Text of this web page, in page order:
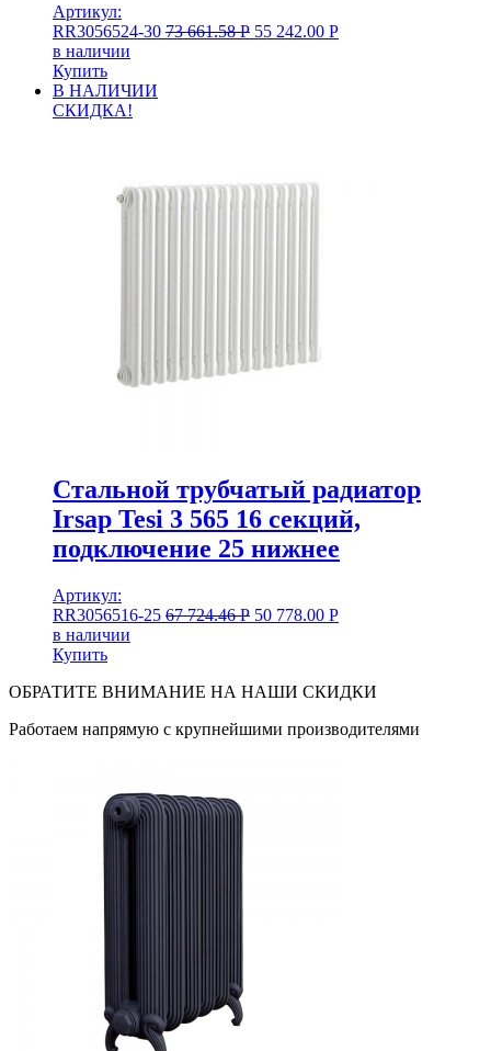
Артикул:
RR3056524-30 73 661.58Р 55 242.00 Р
в наличии
Купить
В НАЛИЧИИ
СКИДКА!
Стальной трубчатый радиатор
Irsap Tesi 3 565 16 секций,
подключение 25 нижнее
Артикул:
RR3056516-25 67 724.46Р 50 778.00 Р
в наличии
Купить
ОБРАТИТЕ ВНИМАНИЕ НА НАШИ СКИДКИ
Работаем напрямую с крупнейшими производителями